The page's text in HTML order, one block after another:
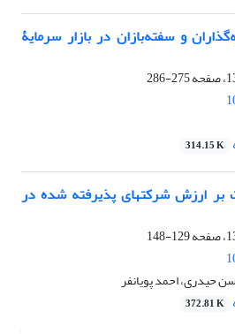
و سفته‌بازان در بازار سرمایۀ
275-286
314.15 K
بررسی اثر ساختار مالکیت بر ارزش شرکت‎های پذیرفته شده در
129-148
حیدری، احمد پویانفر
372.81 K